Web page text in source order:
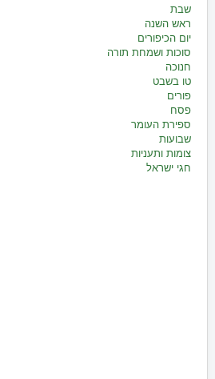
שבת
ראש השנה
יום הכיפורים
סוכות ושמחת תורה
חנוכה
טו בשבט
פורים
פסח
ספירת העומר
שבועות
צומות ותעניות
חגי ישראל